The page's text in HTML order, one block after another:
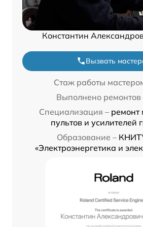
Константин
Вызвать
Стаж работы
Выполнено ремонтов
Специализация –
пультов и усилителей
Образование –
«Электроэнергетика и